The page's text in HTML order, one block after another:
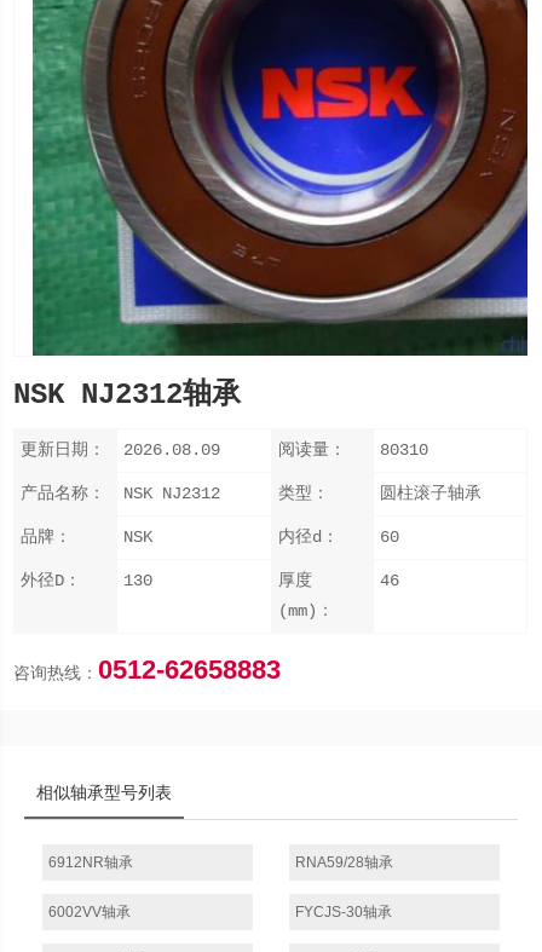
NSK NJ2312轴承
更新日期： 2026.08.09 阅读量： 80310
产品名称： NSK NJ2312 类型： 圆柱滚子轴承
品牌： NSK 内径d： 60
外径D： 130
厚度
(mm)：
46
咨询热线：0512-62658883
相似轴承型号列表
6912NR轴承 RNA59/28轴承
6002VV轴承 FYCJS-30轴承